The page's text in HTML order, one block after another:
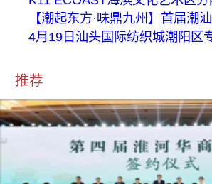
【潮起东方·味鼎九州】首届潮
4月19日汕头国际纺织城潮阳区
推荐